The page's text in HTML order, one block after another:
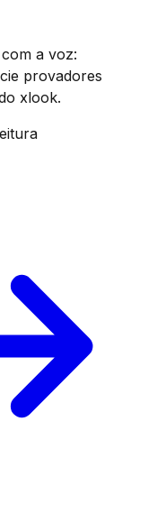
a voz:
provadores
xlook.